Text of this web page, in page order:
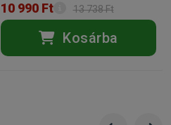
10 990 Ft 13 738 Ft
Kosárba